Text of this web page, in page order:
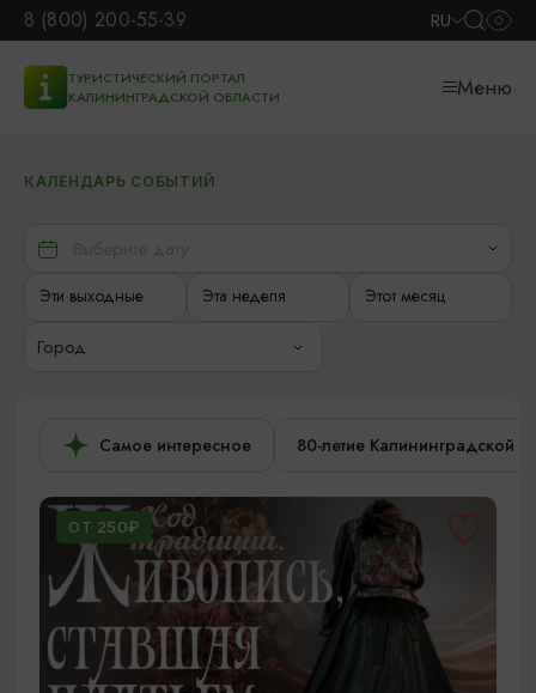
8 (800) 200-55-39 RU
ТУРИСТИЧЕСКИЙ ПОРТАЛ
КАЛИНИНГРАДСКОЙ ОБЛАСТИ
Меню
КАЛЕНДАРЬ СОБЫТИЙ
Эти выходные Эта неделя Этот месяц
Город
Самое интересное 80-летие Калининградской
ОТ 250₽